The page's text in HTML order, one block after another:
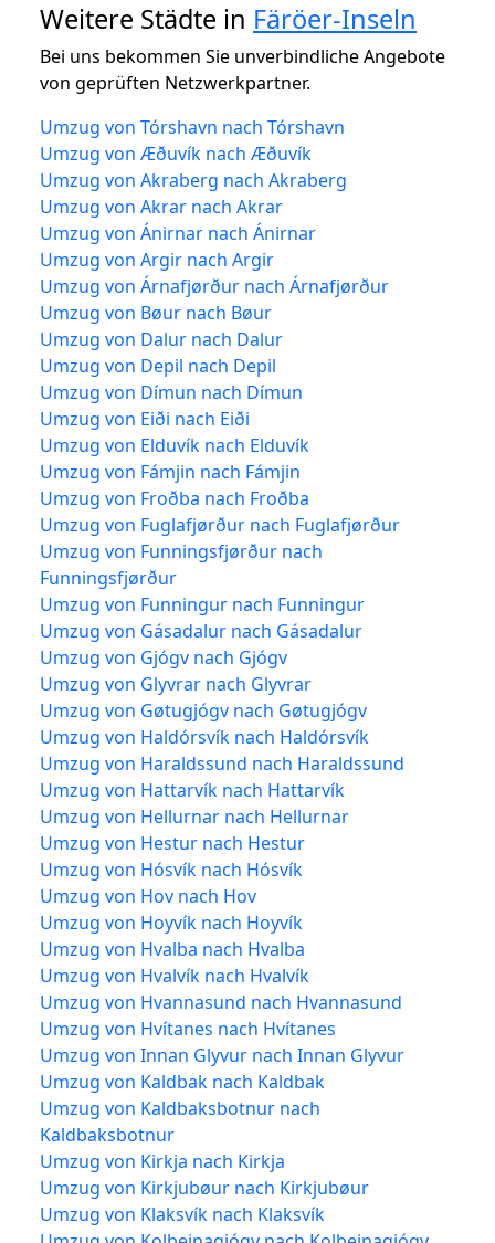
Weitere Städte in Färöer-Inseln
Bei uns bekommen Sie unverbindliche Angebote
von geprüften Netzwerkpartner.
Umzug von Tórshavn nach Tórshavn
Umzug von Æðuvík nach Æðuvík
Umzug von Akraberg nach Akraberg
Umzug von Akrar nach Akrar
Umzug von Ánirnar nach Ánirnar
Umzug von Argir nach Argir
Umzug von Árnafjørður nach Árnafjørður
Umzug von Bøur nach Bøur
Umzug von Dalur nach Dalur
Umzug von Depil nach Depil
Umzug von Dímun nach Dímun
Umzug von Eiði nach Eiði
Umzug von Elduvík nach Elduvík
Umzug von Fámjin nach Fámjin
Umzug von Froðba nach Froðba
Umzug von Fuglafjørður nach Fuglafjørður
Umzug von Funningsfjørður nach
Funningsfjørður
Umzug von Funningur nach Funningur
Umzug von Gásadalur nach Gásadalur
Umzug von Gjógv nach Gjógv
Umzug von Glyvrar nach Glyvrar
Umzug von Gøtugjógv nach Gøtugjógv
Umzug von Haldórsvík nach Haldórsvík
Umzug von Haraldssund nach Haraldssund
Umzug von Hattarvík nach Hattarvík
Umzug von Hellurnar nach Hellurnar
Umzug von Hestur nach Hestur
Umzug von Hósvík nach Hósvík
Umzug von Hov nach Hov
Umzug von Hoyvík nach Hoyvík
Umzug von Hvalba nach Hvalba
Umzug von Hvalvík nach Hvalvík
Umzug von Hvannasund nach Hvannasund
Umzug von Hvítanes nach Hvítanes
Umzug von Innan Glyvur nach Innan Glyvur
Umzug von Kaldbak nach Kaldbak
Umzug von Kaldbaksbotnur nach
Kaldbaksbotnur
Umzug von Kirkja nach Kirkja
Umzug von Kirkjubøur nach Kirkjubøur
Umzug von Klaksvík nach Klaksvík